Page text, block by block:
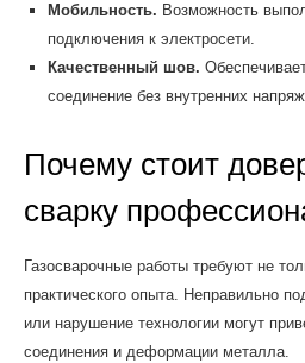
Мобильность. Возможность
подключения к электросети.
Качественный шов.
соединение без внутренних
Почему стоит
сварку
Газосварочные работы требуют не
практического опыта. Неправильно
или нарушение технологии могут
соединения и деформации металла.